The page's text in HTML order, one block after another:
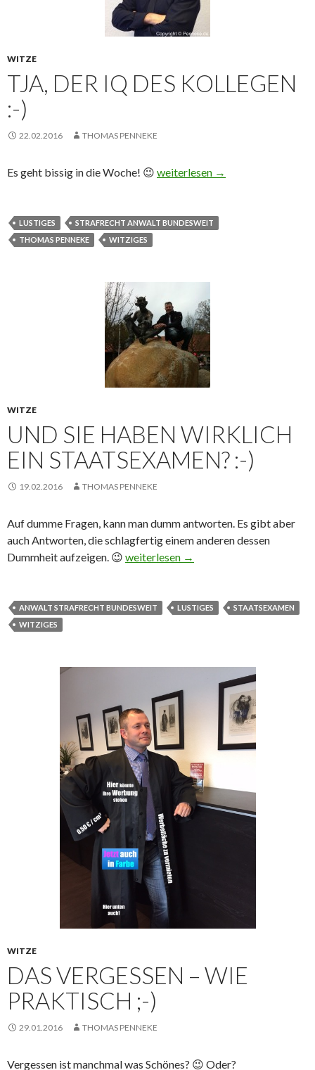
WITZE
TJA, DER IQ DES KOLLEGEN
:-)
22.02.2016 THOMAS PENNEKE
Es geht bissig in die Woche! 😉 Tja, der IQ des Kollegen 🙂
weiterlesen →
LUSTIGES
STRAFRECHT ANWALT BUNDESWEIT
THOMAS PENNEKE
WITZIGES
WITZE
UND SIE HABEN WIRKLICH
EIN STAATSEXAMEN? :-)
19.02.2016 THOMAS PENNEKE
Auf dumme Fragen, kann man dumm antworten. Es gibt aber
auch Antworten, die schlagfertig einem anderen dessen
Dummheit aufzeigen. 😉 Und Sie haben wirklich ein
weiterlesen →
ANWALT STRAFRECHT BUNDESWEIT LUSTIGES
STAATSEXAMEN
WITZIGES
WITZE
DAS VERGESSEN – WIE
PRAKTISCH ;-)
29.01.2016 THOMAS PENNEKE
Vergessen ist manchmal was Schönes? 😉 Oder?